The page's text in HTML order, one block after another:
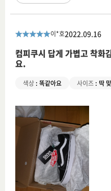
이*호2022.09.16
컴피쿠시 답게 가볍고 착화
요.
색상 : 똑같아요 사이즈 : 딱